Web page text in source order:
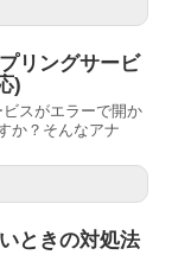
リングサービ
)
スがエラーで開か
か？そんなアナ
ときの対処法